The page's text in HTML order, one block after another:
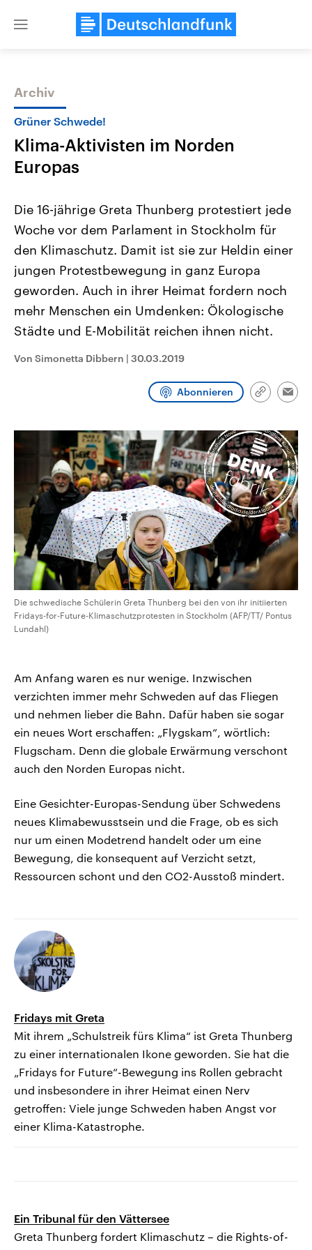
Close
Themen
Landtagswahl Sachsen-Anhalt
2026
Alle Informationen
Sachsen-Anhalt wählt am 6.
September 2026 einen neuen
Landtag. Seit 2021 wird das
Bundesland von einer Koalition aus
Umfragen, Prognosen,
und Hintergründe zu den Parteien
und Kandidaten der anstehenden
USA
Aktuelle Beiträge,
Hintergründe
Wirtschaftlich und
gehören die Vereinigten
den mächtigsten Ländern
mit großem Einfluss auf
aktuelle Weltgeschehen.
Sendungen Programm Podcasts
Archiv
Grüner Schwede!
Klima-Aktivisten im Norden
Europas
Die 16-jährige Greta Thunberg protestiert jede
Woche vor dem Parlament in Stockholm für
den Klimaschutz. Damit ist sie zur Heldin einer
jungen Protestbewegung in ganz Europa
geworden. Auch in ihrer Heimat fordern noch
mehr Menschen ein Umdenken: Ökologische
Städte und E-Mobilität reichen ihnen nicht.
Von Simonetta Dibbern | 30.03.2019
Abonnieren
Link
Die schwedische Schülerin Greta Thunberg bei den von ihr initiierten
Fridays-for-Future-Klimaschutzprotesten in Stockholm (AFP/TT/ Pontus
Lundahl)
Am Anfang waren es nur wenige. Inzwischen
verzichten immer mehr Schweden auf das Fliegen
und nehmen lieber die Bahn. Dafür haben sie sogar
ein neues Wort erschaffen: „Flygskam“, wörtlich:
Flugscham. Denn die globale Erwärmung verschont
auch den Norden Europas nicht.
Eine Gesichter-Europas-Sendung über Schwedens
neues Klimabewusstsein und die Frage, ob es sich
nur um einen Modetrend handelt oder um eine
Bewegung, die konsequent auf Verzicht setzt,
Ressourcen schont und den CO2-Ausstoß mindert.
Fridays mit Greta
Mit ihrem „Schulstreik fürs Klima“ ist Greta Thunberg
zu einer internationalen Ikone geworden. Sie hat die
„Fridays for Future“-Bewegung ins Rollen gebracht
und insbesondere in ihrer Heimat einen Nerv
getroffen: Viele junge Schweden haben Angst vor
einer Klima-Katastrophe.
Ein Tribunal für den Vättersee
Greta Thunberg fordert Klimaschutz – die Rights-of-